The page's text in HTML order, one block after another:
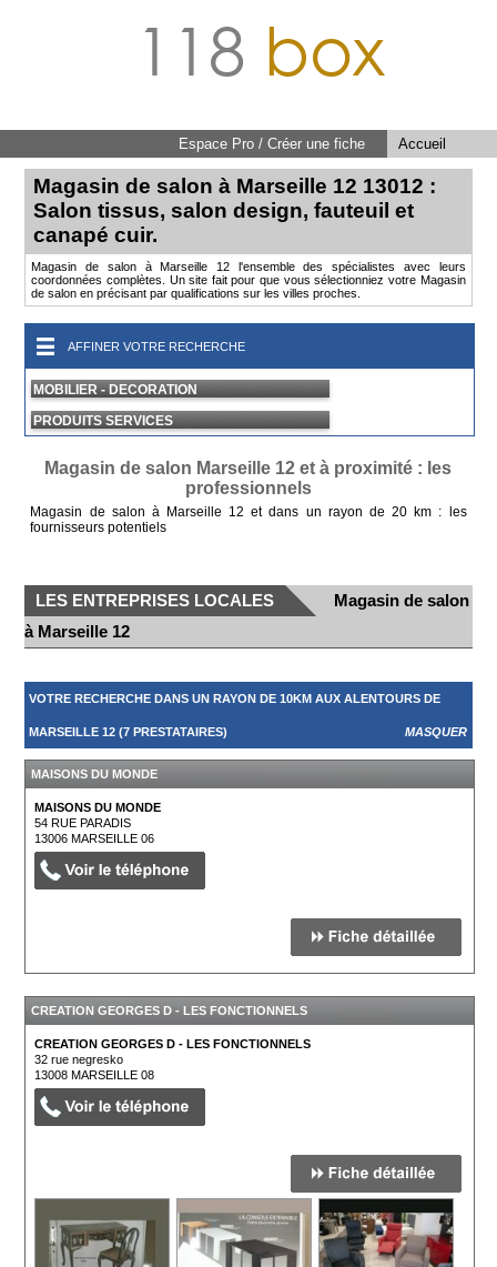
118 box
Accueil
Espace Pro / Créer une fiche
Magasin de salon à Marseille 12 13012 :
Salon tissus, salon design, fauteuil et
canapé cuir.
Magasin de salon à Marseille 12 l'ensemble des spécialistes avec leurs
coordonnées complètes. Un site fait pour que vous sélectionniez votre Magasin
de salon en précisant par qualifications sur les villes proches.
AFFINER VOTRE RECHERCHE
MOBILIER - DECORATION
PRODUITS SERVICES
Magasin de salon Marseille 12 et à proximité : les
professionnels
Magasin de salon à Marseille 12 et dans un rayon de 20 km : les
fournisseurs potentiels
LES ENTREPRISES LOCALES
Magasin de salon
à Marseille 12
VOTRE RECHERCHE DANS UN RAYON DE 10KM AUX ALENTOURS DE
MARSEILLE 12 (7 PRESTATAIRES) MASQUER
MAISONS DU MONDE
MAISONS DU MONDE
54 RUE PARADIS
13006MARSEILLE 06
CREATION GEORGES D - LES FONCTIONNELS
CREATION GEORGES D - LES FONCTIONNELS
32 rue negresko
13008MARSEILLE 08